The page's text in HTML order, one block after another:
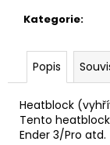
Kategorie:
Popis
Heatblock
Tento
Ender 3/Pro atd.
D
o
r
u
č
u